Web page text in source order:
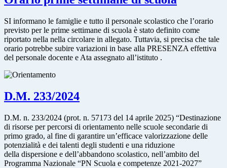
SI informano le famiglie e tutto il personale scolastico che l’orario
previsto per le prime settimane di scuola è stato definito come
riportato nella nella circolare in allegato. Tuttavia, si precisa che tale
orario potrebbe subire variazioni in base alla PRESENZA effettiva
del personale docente e Ata assegnato all’istituto .
D.M. 233/2024
D.M. n. 233/2024 (prot. n. 57173 del 14 aprile 2025) “Destinazione
di risorse per percorsi di orientamento nelle scuole secondarie di
primo grado, al fine di garantire un’efficace valorizzazione delle
potenzialità e dei talenti degli studenti e una riduzione
della dispersione e dell’abbandono scolastico, nell’ambito del
Programma Nazionale “PN Scuola e competenze 2021-2027”